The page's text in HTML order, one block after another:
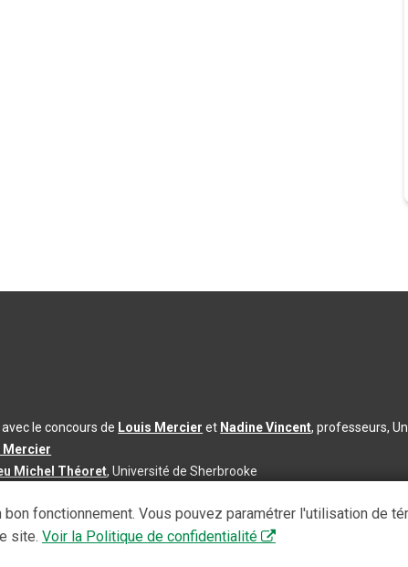
avec le concours de Louis Mercier et Nadine Vincent, professeurs,
Mercier
Michel Théoret, Université de Sherbrooke
contenu :2026-08-03
fonctionnement. Vous pouvez paramétrer l'utilisation de
site. Voir la Politique de confidentialité